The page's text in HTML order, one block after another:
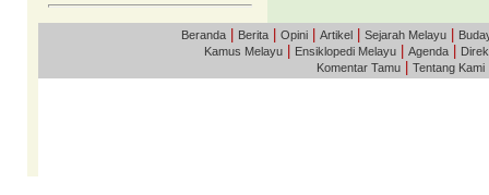
Beranda Berita Opini Artikel Sejarah Melayu
Kamus Melayu
Ensiklopedi Melayu Agenda
Komentar Tamu
Tentang Kami